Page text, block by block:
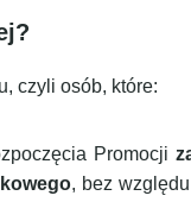
czyli osób, które:
Promocji
, bez